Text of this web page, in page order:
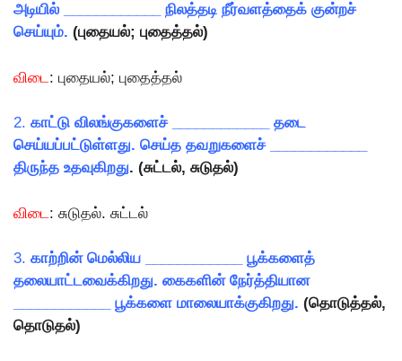
அடியில் ____________ நிலத்தடி நீர்வளத்தைக் குன்றச்
செய்யும். (புதையல்; புதைத்தல்)
விடை: புதையல்; புதைத்தல்
2. காட்டு விலங்குகளைச் ____________ தடை
செய்யப்பட்டுள்ளது. செய்த தவறுகளைச் ____________
திருந்த உதவுகிறது. (சுட்டல், சுடுதல்)
விடை: சுடுதல். சுட்டல்
3. காற்றின் மெல்லிய ____________ பூக்களைத்
தலையாட்டவைக்கிறது. கைகளின் நேர்த்தியான
____________ பூக்களை மாலையாக்குகிறது. (தொடுத்தல்,
தொடுதல்)